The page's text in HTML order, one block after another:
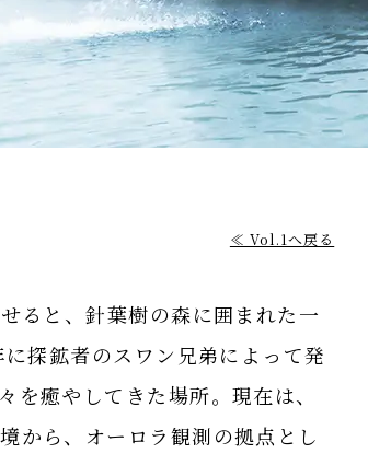
≪ Vol.1へ戻る
ると、針葉樹の森に囲まれた一
探鉱者のスワン兄弟によって発
を癒やしてきた場所。現在は、
から、オーロラ観測の拠点とし